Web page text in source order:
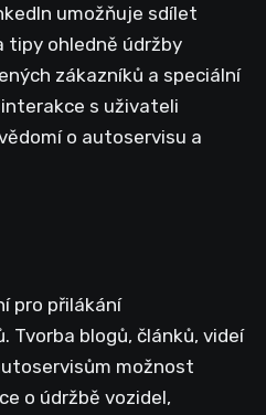
umožňuje sdílet
tipy ohledně údržby
zákazníků a speciální
s uživateli
o autoservisu a
pro přilákání
Tvorba blogů, článků, videí
možnost
o údržbě vozidel,